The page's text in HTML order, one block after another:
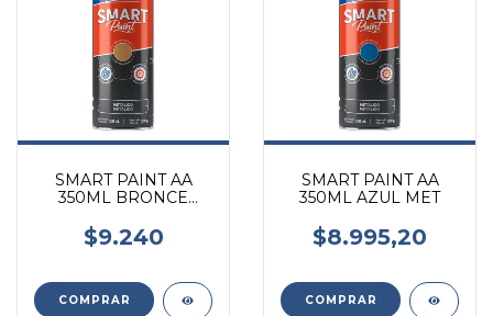
SMART PAINT AA
350ML BRONCE
$9.240
SMART PAINT AA
350ML AZUL MET
$8.995,20